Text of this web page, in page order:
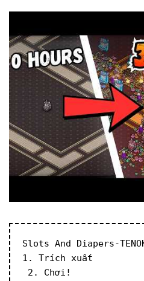
Slots And Diapers-
1. Trích xuất
2. Chơi!